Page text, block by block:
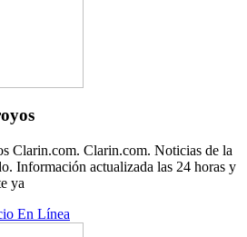
Clarin.com. Clarin.com. Noticias de la
Información actualizada las 24 horas y
ya
En Línea